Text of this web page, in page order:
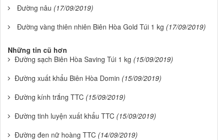
Đường nâu (17/09/2019)
Đường vàng thiên nhiên Biên Hòa Gold Túi 1 kg (17/09/2019)
Những tin cũ hơn
Đường sạch Biên Hòa Saving Túi 1 kg (15/09/2019)
Đường xuất khẩu Biên Hòa Domin (15/09/2019)
Đường kính trắng TTC (15/09/2019)
Đường tinh luyện xuất khẩu TTC (15/09/2019)
Đường đen nữ hoàng TTC (14/09/2019)